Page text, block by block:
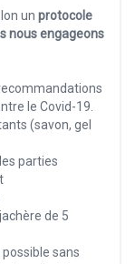
un protocole
nous engageons
le Covid-19.
(savon, gel
parties
de 5
sans